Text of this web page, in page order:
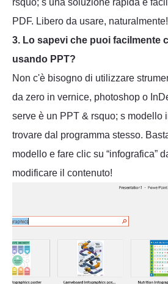
rsquo; s una soluzione rapida e
PDF. Libero da usare, naturalmente!
3. Lo sapevi che puoi facilmente
usando PPT?
Non c'è bisogno di utilizzare
da zero in vernice, photoshop o
serve è un PPT & rsquo; s modello
trovare dal programma stesso.
modello e fare clic su “infografica”
modificare il contenuto!